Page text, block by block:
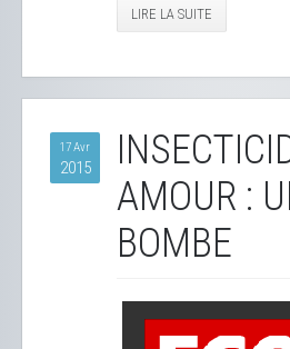
LIRE LA SUITE
17 Avr
2015
AMOUR :
BOMBE